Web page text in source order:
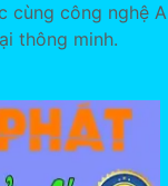
cùng công nghệ
thông minh.